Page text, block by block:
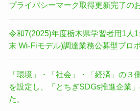
プライバシーマーク取得更新完了の
令和7(2025)年度栃木県学習者用1人
末 Wi-Fiモデル)調達業務公募型プロ
「環境」・「社会」・「経済」の３
を設定し、「とちぎSDGs推進企業
た。